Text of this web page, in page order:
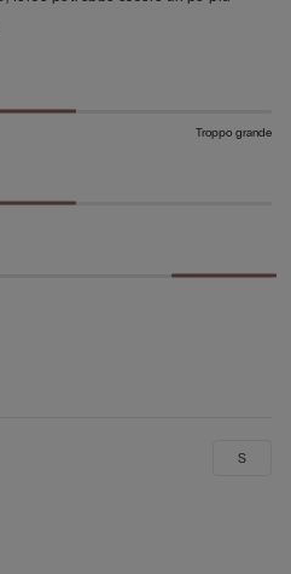
Troppo grande
S